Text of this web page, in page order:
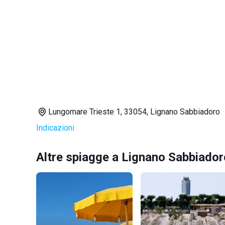
Lungomare Trieste 1, 33054, Lignano Sabbiadoro
Indicazioni
Altre spiagge a Lignano